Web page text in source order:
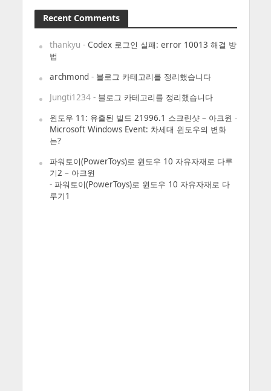
Recent Comments
thankyu - Codex 로그인 실패: error 10013 해결 방
법
archmond- 블로그 카테고리를 정리했습니다
Jungti1234- 블로그 카테고리를 정리했습니다
윈도우 11: 유출된 빌드 21996.1 스크린샷 – 아크윈 -
Microsoft Windows Event: 차세대 윈도우의 변화
는?
파워토이(PowerToys)로 윈도우 10 자유자재로 다루
기2 – 아크윈
- 파워토이(PowerToys)로 윈도우 10 자유자재로 다
루기1